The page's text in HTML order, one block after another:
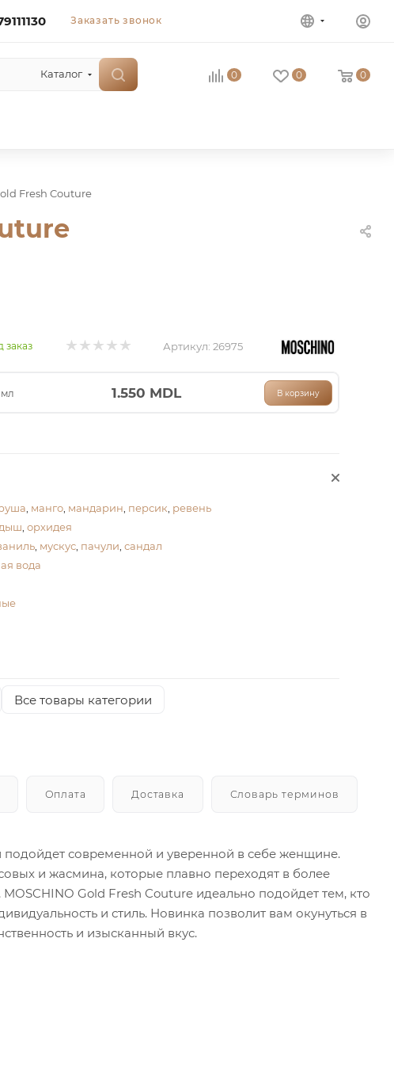
Заказать звонок
Каталог 0 0 0
Fresh Couture
заказ Артикул: 26975
1.550 MDL В корзину
манго, мандарин персик ревень
орхидея
, мускус, пачули сандал
вода
Все товары категории
Оплата Доставка Словарь терминов
подойдет современной и уверенной в себе женщине.
и жасмина, которые плавно переходят в более
Gold Fresh Couture идеально подойдет тем, кто
и стиль. Новинка позволит вам окунуться в
и изысканный вкус.